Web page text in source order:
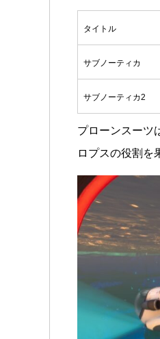
タイトル
サブノーティカ
サブノーティカ2
プローンスーツ
ロプスの役割を